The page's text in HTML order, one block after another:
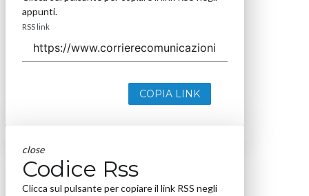
appunti.
RSS link
COPIA LINK
close
Codice Rss
Clicca sul pulsante per copiare il link RSS negli